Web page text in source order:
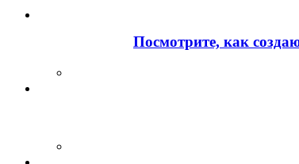
Посмотрите, как